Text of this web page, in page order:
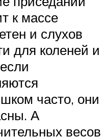
к массе
и слухов
для коленей и
часто, они
А
весов